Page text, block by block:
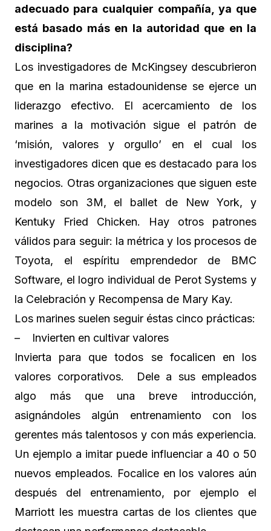
adecuado para cualquier compañía, ya que
está basado más en la autoridad que en la
disciplina?
Los investigadores de McKingsey descubrieron
que en la marina estadounidense se ejerce un
liderazgo efectivo. El acercamiento de los
marines a la motivación sigue el patrón de
‘misión, valores y orgullo’ en el cual los
investigadores dicen que es destacado para los
negocios. Otras organizaciones que siguen este
modelo son 3M, el ballet de New York, y
Kentuky Fried Chicken. Hay otros patrones
válidos para seguir: la métrica y los procesos de
Toyota, el espíritu emprendedor de BMC
Software, el logro individual de Perot Systems y
la Celebración y Recompensa de Mary Kay.
Los marines suelen seguir éstas cinco prácticas:
– Invierten en cultivar valores
Invierta para que todos se focalicen en los
valores corporativos. Dele a sus empleados
algo más que una breve introducción,
asignándoles algún entrenamiento con los
gerentes más talentosos y con más experiencia.
Un ejemplo a imitar puede influenciar a 40 o 50
nuevos empleados. Focalice en los valores aún
después del entrenamiento, por ejemplo el
Marriott les muestra cartas de los clientes que